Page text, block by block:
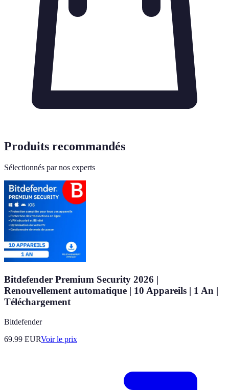
Produits recommandés
Sélectionnés par nos experts
Bitdefender Premium Security 2026 |
Renouvellement automatique | 10 Appareils | 1 An |
Téléchargement
Bitdefender
69.99 EURVoir le prix